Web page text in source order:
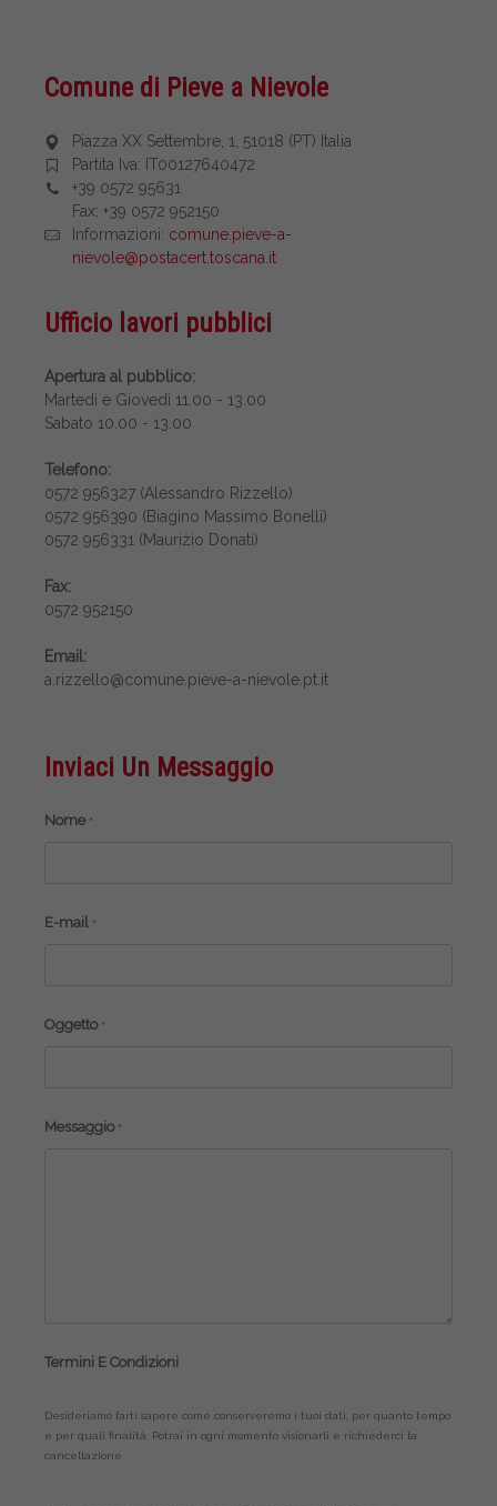
Comune di Pieve a Nievole
Piazza XX Settembre, 1, 51018 (PT) Italia
Partita Iva: IT00127640472
+39 0572 95631
Fax: +39 0572 952150
Informazioni: comune.pieve-a-
nievole@postacert.toscana.it
Ufficio lavori pubblici
Apertura al pubblico:
Martedì e Giovedì 11.00 - 13.00
Sabato 10.00 - 13.00
Telefono:
0572 956327 (Alessandro Rizzello)
0572 956390 (Biagino Massimo Bonelli)
0572 956331 (Maurizio Donati)
Fax:
0572 952150
Email:
a.rizzello@comune.pieve-a-nievole.pt.it
Inviaci Un Messaggio
Nome *
E-mail *
Oggetto *
Messaggio *
Termini E Condizioni
Desideriamo farti sapere come conserveremo i tuoi dati, per quanto tempo
e per quali finalità. Potrai in ogni momento visionarli e richiederci la
cancellazione